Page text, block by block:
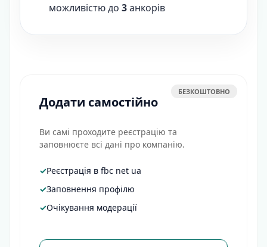
можливістю до 3анкорів
БЕЗКОШТОВНО
Додати самостійно
Ви самі проходите реєстрацію та
заповнюєте всі дані про компанію.
✓Реєстрація в fbc net ua
✓Заповнення профілю
✓Очікування модерації